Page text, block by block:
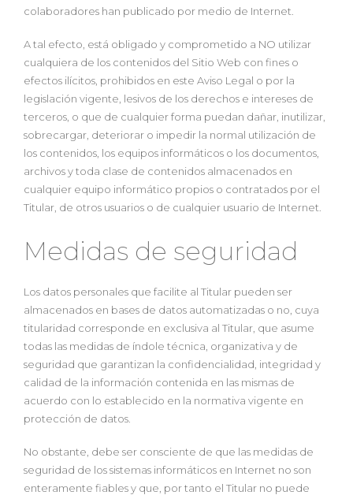
colaboradores han publicado por medio de Internet.
A tal efecto, está obligado y comprometido a NO utilizar
cualquiera de los contenidos del Sitio Web con fines o
efectos ilícitos, prohibidos en este Aviso Legal o por la
legislación vigente, lesivos de los derechos e intereses de
terceros, o que de cualquier forma puedan dañar, inutilizar,
sobrecargar, deteriorar o impedir la normal utilización de
los contenidos, los equipos informáticos o los documentos,
archivos y toda clase de contenidos almacenados en
cualquier equipo informático propios o contratados por el
Titular, de otros usuarios o de cualquier usuario de Internet.
Medidas de seguridad
Los datos personales que facilite al Titular pueden ser
almacenados en bases de datos automatizadas o no, cuya
titularidad corresponde en exclusiva al Titular, que asume
todas las medidas de índole técnica, organizativa y de
seguridad que garantizan la confidencialidad, integridad y
calidad de la información contenida en las mismas de
acuerdo con lo establecido en la normativa vigente en
protección de datos.
No obstante, debe ser consciente de que las medidas de
seguridad de los sistemas informáticos en Internet no son
enteramente fiables y que, por tanto el Titular no puede